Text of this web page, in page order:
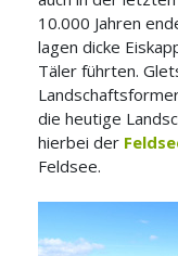
10.000 Jahren
lagen dicke
Täler führten.
die heutige
hierbei der
Feldsee.